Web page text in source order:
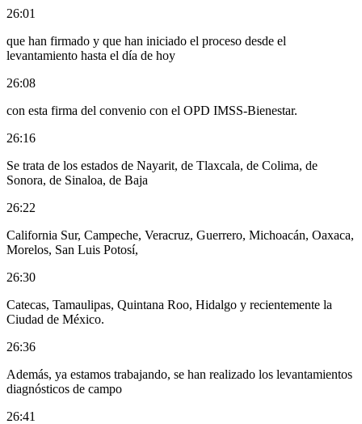
26:01
que han firmado y que han iniciado el proceso desde el
levantamiento hasta el día de hoy
26:08
con esta firma del convenio con el OPD IMSS-Bienestar.
26:16
Se trata de los estados de Nayarit, de Tlaxcala, de Colima, de
Sonora, de Sinaloa, de Baja
26:22
California Sur, Campeche, Veracruz, Guerrero, Michoacán, Oaxaca,
Morelos, San Luis Potosí,
26:30
Catecas, Tamaulipas, Quintana Roo, Hidalgo y recientemente la
Ciudad de México.
26:36
Además, ya estamos trabajando, se han realizado los levantamientos
diagnósticos de campo
26:41